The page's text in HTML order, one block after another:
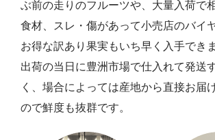
ぶ前の走りのフルーツや、大量入荷で
食材、スレ・傷があって小売店のバイ
お得な訳あり果実もいち早く入手できま
出荷の当日に豊洲市場で仕入れて発送
く、場合によっては産地から直接お届
ので鮮度も抜群です。